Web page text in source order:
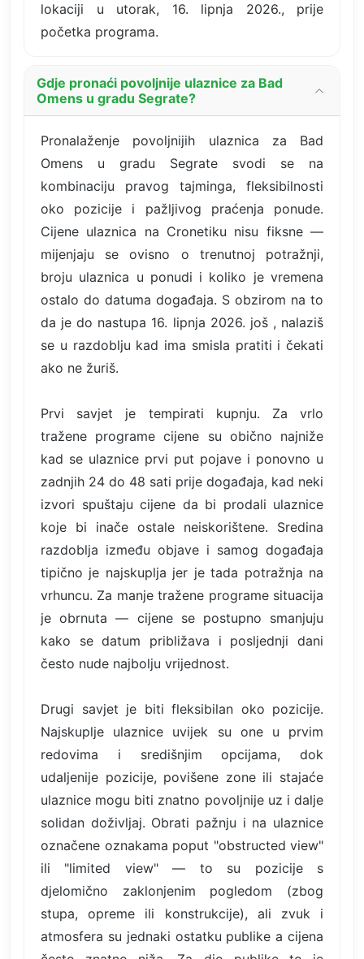
lokaciji u utorak, 16. lipnja 2026., prije
početka programa.
Gdje pronaći povoljnije ulaznice za Bad
Omens u gradu Segrate?
Pronalaženje povoljnijih ulaznica za Bad
Omens u gradu Segrate svodi se na
kombinaciju pravog tajminga, fleksibilnosti
oko pozicije i pažljivog praćenja ponude.
Cijene ulaznica na Cronetiku nisu fiksne —
mijenjaju se ovisno o trenutnoj potražnji,
broju ulaznica u ponudi i koliko je vremena
ostalo do datuma događaja. S obzirom na to
da je do nastupa 16. lipnja 2026. još , nalaziš
se u razdoblju kad ima smisla pratiti i čekati
ako ne žuriš.
Prvi savjet je tempirati kupnju. Za vrlo
tražene programe cijene su obično najniže
kad se ulaznice prvi put pojave i ponovno u
zadnjih 24 do 48 sati prije događaja, kad neki
izvori spuštaju cijene da bi prodali ulaznice
koje bi inače ostale neiskorištene. Sredina
razdoblja između objave i samog događaja
tipično je najskuplja jer je tada potražnja na
vrhuncu. Za manje tražene programe situacija
je obrnuta — cijene se postupno smanjuju
kako se datum približava i posljednji dani
često nude najbolju vrijednost.
Drugi savjet je biti fleksibilan oko pozicije.
Najskuplje ulaznice uvijek su one u prvim
redovima i središnjim opcijama, dok
udaljenije pozicije, povišene zone ili stajaće
ulaznice mogu biti znatno povoljnije uz i dalje
solidan doživljaj. Obrati pažnju i na ulaznice
označene oznakama poput "obstructed view"
ili "limited view" — to su pozicije s
djelomično zaklonjenim pogledom (zbog
stupa, opreme ili konstrukcije), ali zvuk i
atmosfera su jednaki ostatku publike a cijena